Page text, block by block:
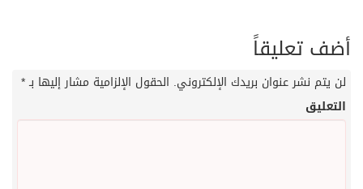
أضف تعليقاً
لن يتم نشر عنوان بريدك الإلكتروني. الحقول الإلزامية مشار إليها بـ*
التعليق